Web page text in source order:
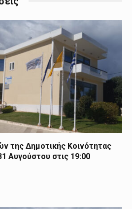
της Δημοτικής Κοινότητας
Αυγούστου στις 19:00